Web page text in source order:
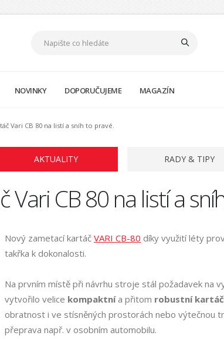
NOVINKY DOPORUČUJEME MAGAZÍN
Vari CB 80 na listí a sníh to pravé.
AKTUALITY RADY & TIPY
Vari CB 80 na listí a
Nový zametací kartáč VARI CB-80 díky využití léty
takřka k dokonalosti.
Na prvním místě při návrhu stroje stál požadavek na
vytvořilo velice kompaktnía přitom robustní kartáč
obratnost i ve stísněných prostorách nebo výtečnou
přeprava např. v osobním automobilu.